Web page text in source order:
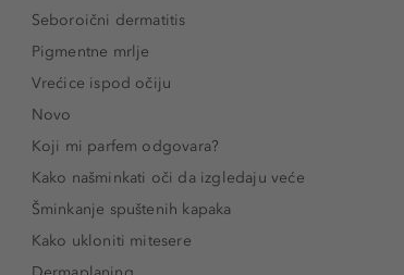
Seboroični dermatitis
Pigmentne mrlje
Vrećice ispod očiju
Novo
Koji mi parfem odgovara?
Kako našminkati oči da izgledaju veće
Šminkanje spuštenih kapaka
Kako ukloniti mitesere